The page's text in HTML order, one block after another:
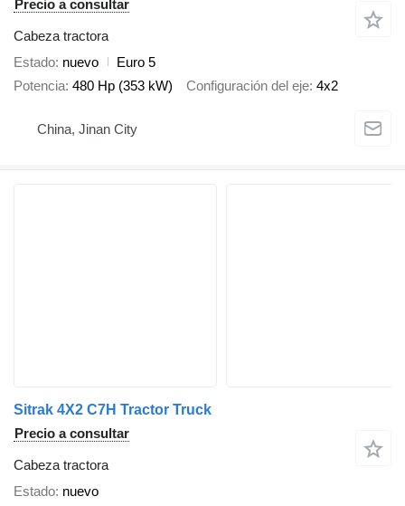
Precio a consultar
Cabeza tractora
Estado nuevo
Euro 5
Potencia 480 Hp (353 kW) Configuración del eje 4x2
China, Jinan City
Sitrak 4X2 C7H Tractor Truck
Precio a consultar
Cabeza tractora
Estado nuevo